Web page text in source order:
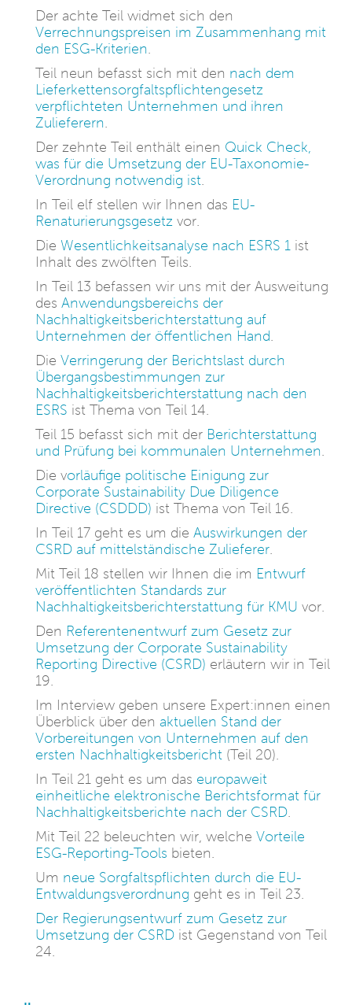
Der achte Teil widmet sich den
Verrechnungspreisen im Zusammenhang mit
den ESG-Kriterien.
Teil neun befasst sich mit den nach dem
Lieferkettensorgfaltspflichtengesetz
verpflichteten Unternehmen und ihren
Zulieferern.
Der zehnte Teil enthält einen Quick Check,
was für die Umsetzung der EU-Taxonomie-
Verordnung notwendig ist.
In Teil elf stellen wir Ihnen das EU-
Renaturierungsgesetz vor.
Die Wesentlichkeitsanalyse nach ESRS 1 ist
Inhalt des zwölften Teils.
In Teil 13 befassen wir uns mit der Ausweitung
des Anwendungsbereichs der
Nachhaltigkeitsberichterstattung auf
Unternehmen der öffentlichen Hand.
Die Verringerung der Berichtslast durch
Übergangsbestimmungen zur
Nachhaltigkeitsberichterstattung nach den
ESRS ist Thema von Teil 14.
Teil 15 befasst sich mit der Berichterstattung
und Prüfung bei kommunalen Unternehmen.
Die vorläufige politische Einigung zur
Corporate Sustainability Due Diligence
Directive (CSDDD) ist Thema von Teil 16.
In Teil 17 geht es um die Auswirkungen der
CSRD auf mittelständische Zulieferer.
Mit Teil 18 stellen wir Ihnen die im Entwurf
veröffentlichten Standards zur
Nachhaltigkeitsberichterstattung für KMU vor.
Den Referentenentwurf zum Gesetz zur
Umsetzung der Corporate Sustainability
Reporting Directive (CSRD) erläutern wir in Teil
19.
Im Interview geben unsere Expert:innen einen
Überblick über den aktuellen Stand der
Vorbereitungen von Unternehmen auf den
ersten Nachhaltigkeitsbericht (Teil 20).
In Teil 21 geht es um das europaweit
einheitliche elektronische Berichtsformat für
Nachhaltigkeitsberichte nach der CSRD.
Mit Teil 22 beleuchten wir, welche Vorteile
ESG-Reporting-Tools bieten.
Um neue Sorgfaltspflichten durch die EU-
Entwaldungsverordnung geht es in Teil 23.
Der Regierungsentwurf zum Gesetz zur
Umsetzung der CSRD ist Gegenstand von Teil
24.